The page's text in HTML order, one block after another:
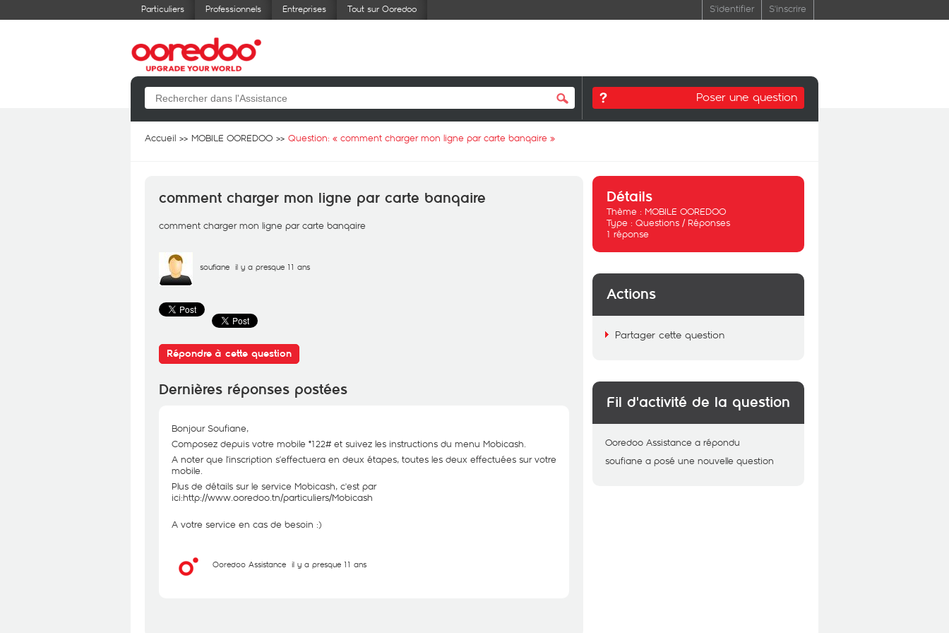
Particuliers Professionnels Entreprises Tout sur Ooredoo S'identifier S'inscrire
Poser une question
Accueil MOBILE OOREDOO Question: « comment charger mon ligne par carte banqaire »
comment charger mon ligne par carte banqaire
comment charger mon ligne par carte banqaire
soufiane il y a presque 11 ans
Répondre à cette question
Dernières réponses postées
Bonjour Soufiane,
Composez depuis votre mobile *122# et suivez les instructions du menu Mobicash.
A noter que l’inscription s’effectuera en deux étapes, toutes les deux effectuées sur votre
mobile.
Plus de détails sur le service Mobicash, c'est par
ici:http://www.ooredoo.tn/particuliers/Mobicash
A votre service en cas de besoin :)
Ooredoo Assistance il y a presque 11 ans
Détails
Thème : MOBILE OOREDOO
Type : Questions / Réponses
1 réponse
Actions
Partager cette question
Fil d'activité de la question
Ooredoo Assistance a répondu
soufiane a posé une nouvelle question